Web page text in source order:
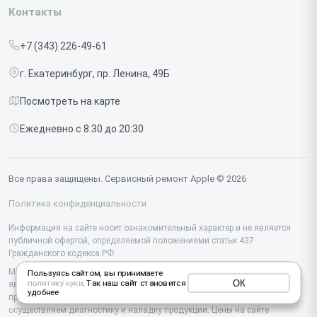
Срочный ремонт
Доставка и способы оплаты
Диагностика
Контакты
Iphone
Studio Display
Vision Pro
Контакты
+7 (343) 226-49-61
г. Екатеринбург, пр. Ленина, 49Б
Посмотреть на карте
Ежедневно с 8:30 до 20:30
Все права защищены. Сервисный ремонт Apple © 2026
Политика конфиденциальности
Информация на сайте носит ознакомительный характер и не является
публичной офертой, определяемой положениями статьи 437
Гражданского кодекса РФ.
Мы специализируемся на обслуживании и ремонте техники Apple, но не
являемся их официальным представителем. Предоставляем
профессиональные услуги после истечения гарантии, а также
осуществляем диагностику и наладку продукции. Цены на сайте
Пользуясь сайтом, вы принимаете
политику куки. Так наш сайт становится
удобнее
ОК